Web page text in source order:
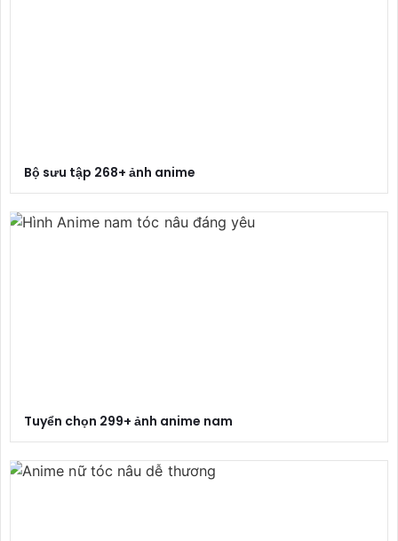
Bộ sưu tập 268+ ảnh anime
Tuyển chọn 299+ ảnh anime nam